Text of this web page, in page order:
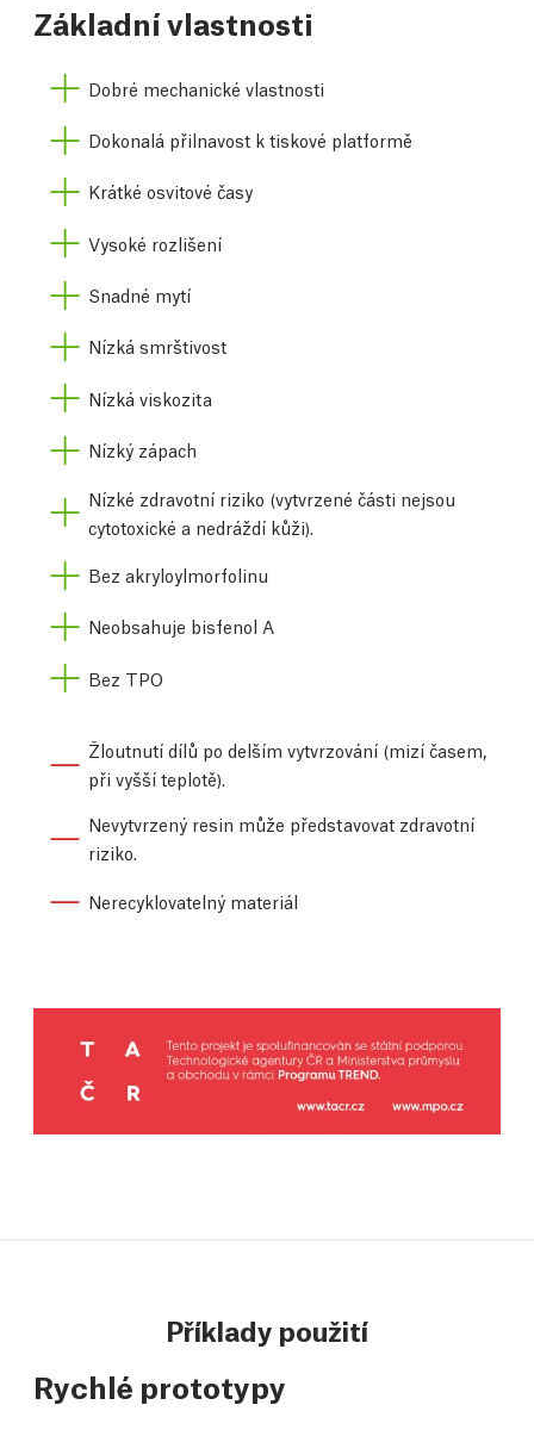
Základní vlastnosti
Dobré mechanické vlastnosti
Dokonalá přilnavost k tiskové platformě
Krátké osvitové časy
Vysoké rozlišení
Snadné mytí
Nízká smrštivost
Nízká viskozita
Nízký zápach
Nízké zdravotní riziko (vytvrzené části nejsou
cytotoxické a nedráždí kůži).
Bez akryloylmorfolinu
Neobsahuje bisfenol A
Bez TPO
Žloutnutí dílů po delším vytvrzování (mizí časem,
při vyšší teplotě).
Nevytvrzený resin může představovat zdravotní
riziko.
Nerecyklovatelný materiál
Příklady použití
Rychlé prototypy